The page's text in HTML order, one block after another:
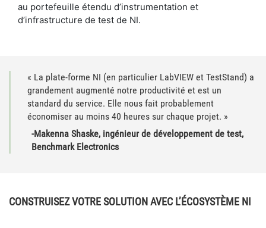
au portefeuille étendu d’instrumentation et
d’infrastructure de test de NI.
« La plate-forme NI (en particulier LabVIEW et TestStand) a
grandement augmenté notre productivité et est un
standard du service. Elle nous fait probablement
économiser au moins 40 heures sur chaque projet. »
-Makenna Shaske, ingénieur de développement de test,
Benchmark Electronics
CONSTRUISEZ VOTRE SOLUTION AVEC L’ÉCOSYSTÈME NI